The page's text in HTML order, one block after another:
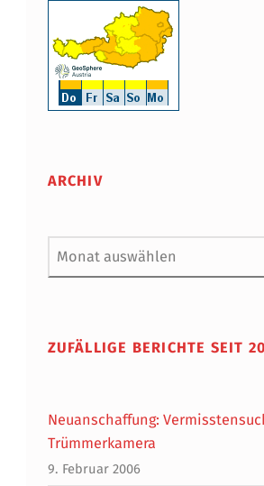
ARCHIV
Archiv
ZUFÄLLIGE BERICHTE SEIT
Neuanschaffung:
Trümmerkamera
9. Februar 2006